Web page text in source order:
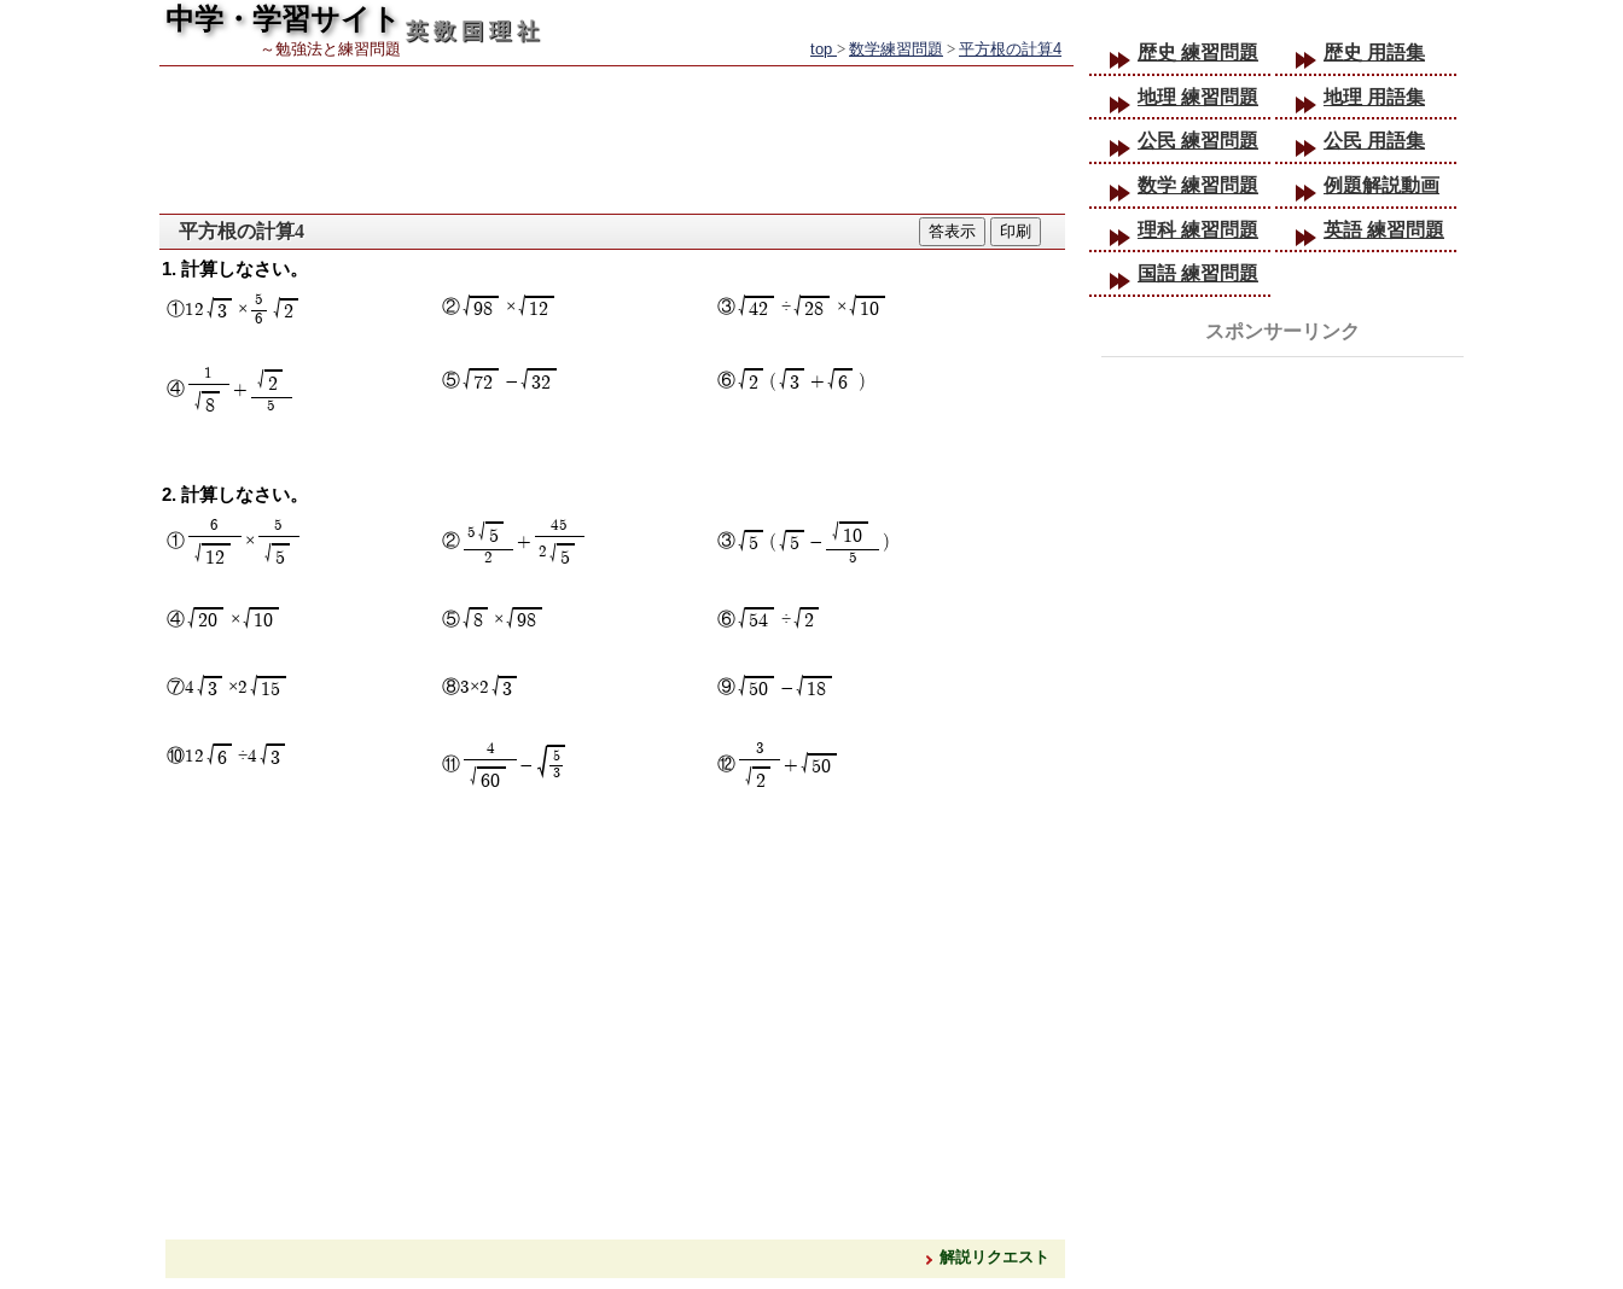
中学・学習サイト
～勉強法と練習問題
英 数 国 理 社
top > 数学練習問題 > 平方根の計算4 歴史 練習問題 歴史 用語集
地理 練習問題 地理 用語集
公民 練習問題 公民 用語集
数学 練習問題 例題解説動画
理科 練習問題 英語 練習問題
国語 練習問題
平方根の計算4
計算しなさい。
①12 √ 3 ×
5
6
√ 2 ②√ 98 × √ 12 ③√ 42 ÷√ 28 × √ 10
④
1
√ 8
+ √ 2
5
⑤√ 72 - √ 32 ⑥√ 2 ( √ 3 + √ 6 )
計算しなさい。
①
6
√ 12
×
5
√ 5
②
5 √ 5
2
+
45
2 √ 5
③√ 5 ( √ 5 - √ 10
5
)
④√ 20 × √ 10 ⑤√ 8 × √ 98 ⑥√ 54 ÷√ 2
⑦4 √ 3 ×2 √ 15 ⑧3×2 √ 3 ⑨√ 50 - √ 18
⑩12 √ 6 ÷4 √ 3 ⑪
4
√ 60
- √ 5
3
⑫
3
√ 2
+ √ 50
解説リクエスト